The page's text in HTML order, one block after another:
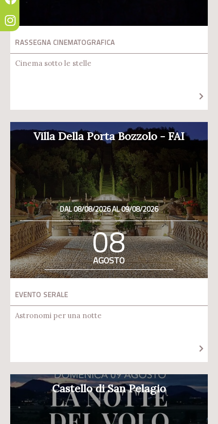
RASSEGNA CINEMATOGRAFICA
Cinema sotto le stelle
Villa Della Porta Bozzolo - FAI
DAL 08/08/2026 AL 09/08/2026
08
AGOSTO
EVENTO SERALE
Astronomi per una notte
Castello di San Pelagio